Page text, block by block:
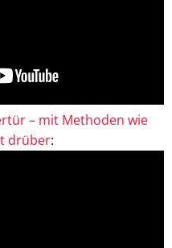
– mit Methoden wie
drüber: